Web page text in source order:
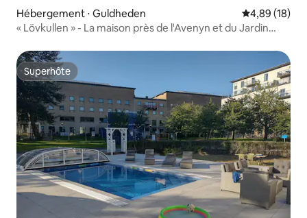
Hébergement ⋅ Guldheden Évaluation
4,89 (18)
« Lövkullen » - La maison près de l'Avenyn et du Jardin
Superhôte
Superhôte